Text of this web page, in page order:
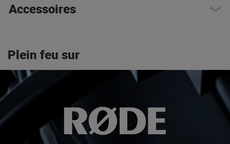
Accessoires
Plein feu sur